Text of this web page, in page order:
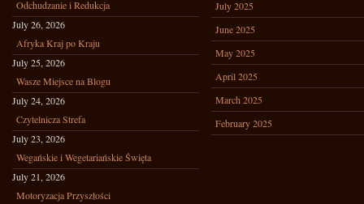
Odchudzanie i Redukcja
July 26, 2026
Afryka Kraj po Kraju
July 25, 2026
Wasze Miejsce na Blogu
July 24, 2026
Czytelnicza Strefa
July 23, 2026
Wegańskie i Wegetariańskie Święta
July 21, 2026
Motoryzacja Przyszłości
July 2025
June 2025
May 2025
April 2025
March 2025
February 2025